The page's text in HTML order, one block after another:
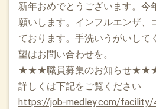
新年おめでとうございます。今
願いします。インフルエンザ、
ております。手洗いうがいして
望はお問い合わせを。
★★★職員募集のお知らせ
詳しくは下記をご覧ください
https://job-medley.com/facility/